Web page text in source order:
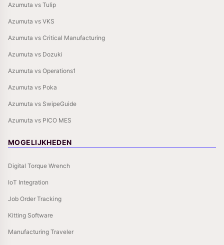
Azumuta vs Tulip
Azumuta vs VKS
Azumuta vs Critical Manufacturing
Azumuta vs Dozuki
Azumuta vs Operations1
Azumuta vs Poka
Azumuta vs SwipeGuide
Azumuta vs PICO MES
MOGELIJKHEDEN
Digital Torque Wrench
IoT Integration
Job Order Tracking
Kitting Software
Manufacturing Traveler